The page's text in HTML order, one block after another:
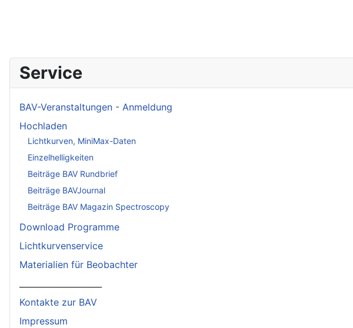
Service
BAV-Veranstaltungen - Anmeldung
Hochladen
Lichtkurven, MiniMax-Daten
Einzelhelligkeiten
Beiträge BAV Rundbrief
Beiträge BAVJournal
Beiträge BAV Magazin Spectroscopy
Download Programme
Lichtkurvenservice
Materialien für Beobachter
Kontakte zur BAV
Impressum